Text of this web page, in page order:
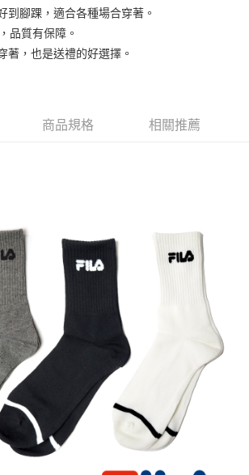
含以上)免運費
到腳踝，適合各種場合穿著。
品質有保障。
著，也是送禮的好選擇。
商品規格 相關推薦